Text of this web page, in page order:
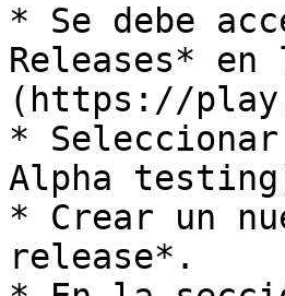
* Se debe
Releases*
(https://
*
Alpha
* Crear un
release*.